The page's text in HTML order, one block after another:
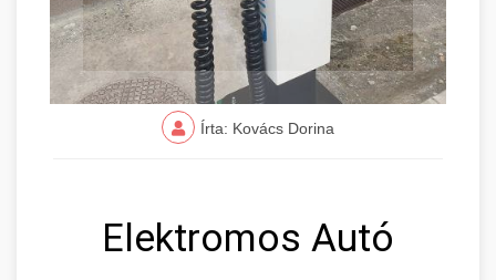
Írta: Kovács Dorina
Elektromos Autó